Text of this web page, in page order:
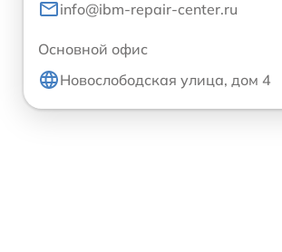
info@ibm-repair-center.ru
Основной офис
Новослободская улица, дом 4